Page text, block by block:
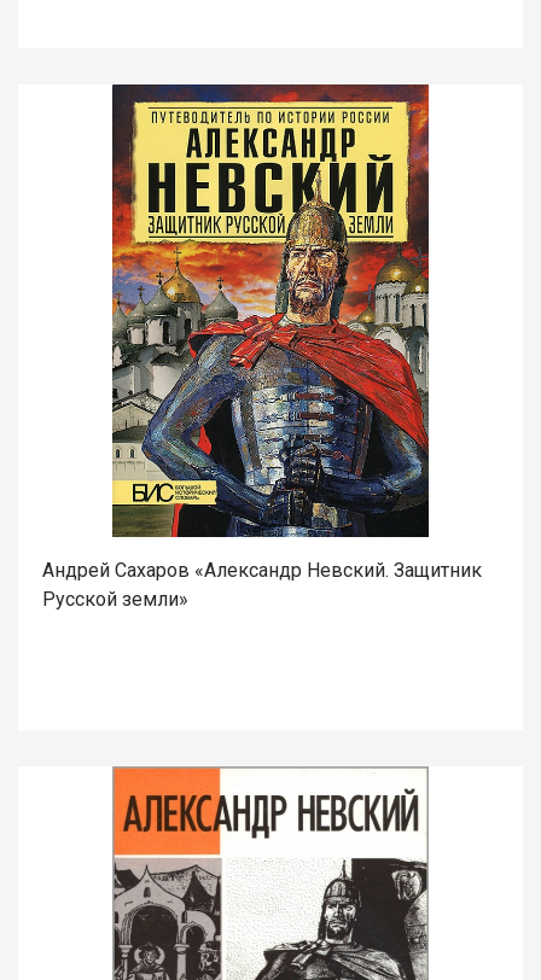
Андрей Сахаров «Александр Невский. Защитник
Русской земли»